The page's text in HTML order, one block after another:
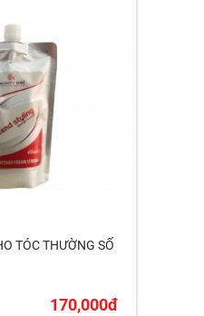
TÓC THƯỜNG SỐ
170,000đ